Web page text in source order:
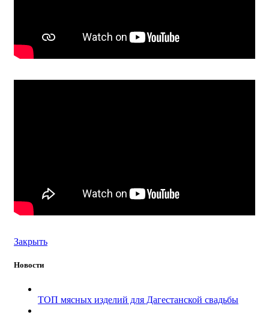
Закрыть
Новости
ТОП мясных изделий для Дагестанской свадьбы